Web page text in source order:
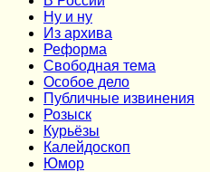
Ну и ну
Из архива
Реформа
Cвободная тема
Особое дело
Публичные извинения
Розыск
Курьёзы
Калейдоскоп
Юмор